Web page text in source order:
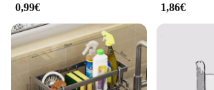
0,99€ 1,86€